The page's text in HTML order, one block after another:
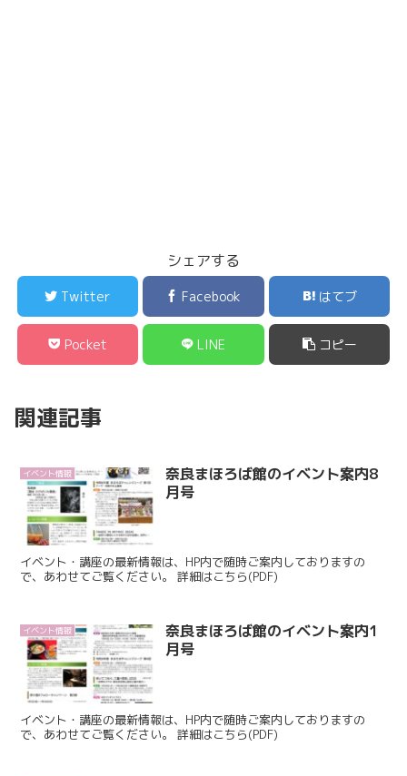
シェアする
Twitter Facebook はてブ
Pocket LINE コピー
関連記事
イベント情報
奈良まほろば館のイベント案内8
月号
イベント・講座の最新情報は、HP内で随時ご案内しておりますの
で、あわせてご覧ください。 詳細はこちら(PDF)
イベント情報
奈良まほろば館のイベント案内1
月号
イベント・講座の最新情報は、HP内で随時ご案内しておりますの
で、あわせてご覧ください。 詳細はこちら(PDF)